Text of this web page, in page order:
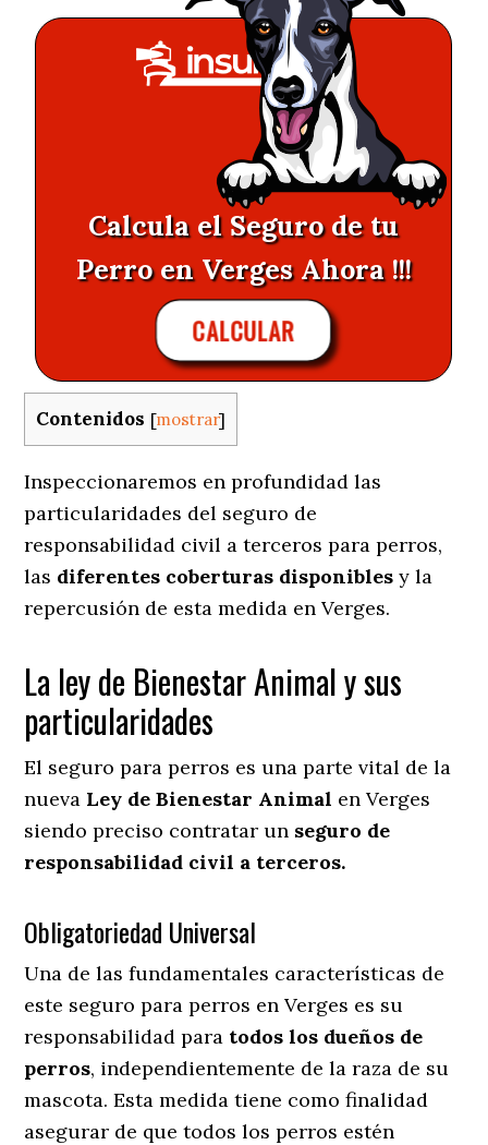
Calcula el Seguro de tu
Perro en Verges Ahora !!!
CALCULAR
Contenidos [mostrar]
Inspeccionaremos en profundidad las
particularidades del seguro de
responsabilidad civil a terceros para perros,
las diferentes coberturas disponibles y la
repercusión de esta medida en Verges.
La ley de Bienestar Animal y sus
particularidades
El seguro para perros es una parte vital de la
nueva Ley de Bienestar Animal en Verges
siendo preciso contratar un seguro de
responsabilidad civil a terceros.
Obligatoriedad Universal
Una de las fundamentales características de
este seguro para perros en Verges es su
responsabilidad para todos los dueños de
perros, independientemente de la raza de su
mascota. Esta medida tiene como finalidad
asegurar de que todos los perros estén